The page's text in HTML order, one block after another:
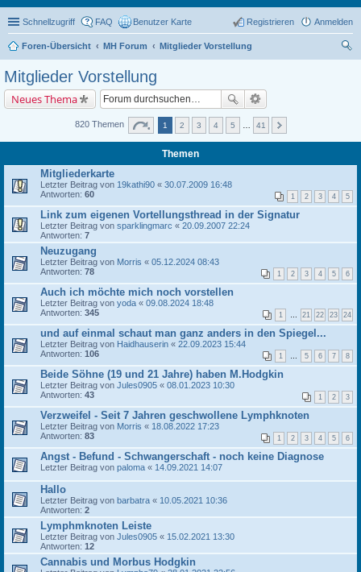
Schnellzugriff FAQ Benutzer Karte Anmelden
Registrieren
Foren-Übersicht MH Forum
Mitglieder Vorstellung
Mitglieder Vorstellung
Neues Thema
820 Themen 1 2 3 4 5 41
Themen
Mitgliederkarte
Letzter Beitrag von 19kathi90 « 30.07.2009 16:48
Antworten: 60 1 2 3 4 5
Link zum eigenen Vortellungsthread in der Signatur
Letzter Beitrag von sparklingmarc « 20.09.2007 22:24
Antworten: 7
Neuzugang
Letzter Beitrag von Morris « 05.12.2024 08:43
Antworten: 78 1 2 3 4 5 6
Auch ich möchte mich noch vorstellen
Letzter Beitrag von yoda « 09.08.2024 18:48
Antworten: 345 1 … 21 22 23 24
und auf einmal schaut man ganz anders in den Spiegel...
Letzter Beitrag von Haidhauserin « 22.09.2023 15:44
Antworten: 106 1 … 5 6 7 8
Beide Söhne (19 und 21 Jahre) haben M.Hodgkin
Letzter Beitrag von Jules0905 « 08.01.2023 10:30
Antworten: 43 1 2 3
Verzweifel - Seit 7 Jahren geschwollene Lymphknoten
Letzter Beitrag von Morris « 18.08.2022 17:23
Antworten: 83 1 2 3 4 5 6
Angst - Befund - Schwangerschaft - noch keine Diagnose
Letzter Beitrag von paloma « 14.09.2021 14:07
Hallo
Letzter Beitrag von barbatra « 10.05.2021 10:36
Antworten: 2
Lymphmknoten Leiste
Letzter Beitrag von Jules0905 « 15.02.2021 13:30
Antworten: 12
Cannabis und Morbus Hodgkin